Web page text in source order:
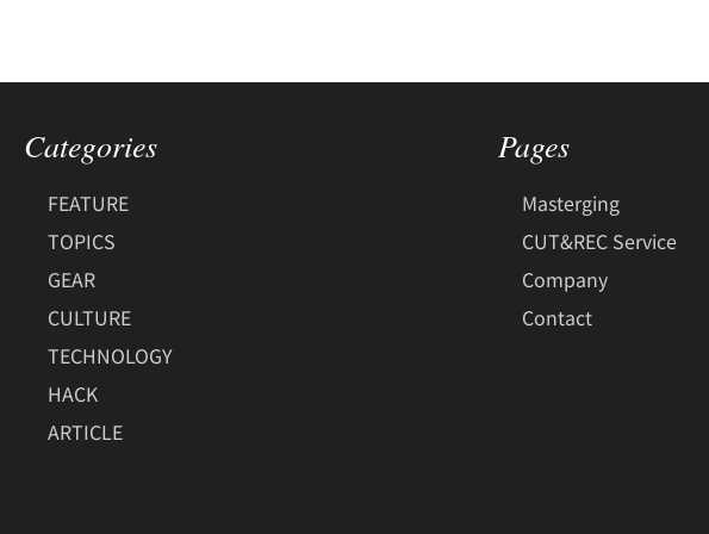
Categories
FEATURE
TOPICS
GEAR
CULTURE
TECHNOLOGY
HACK
ARTICLE
Pages
Masterging
CUT&REC Service
Company
Contact